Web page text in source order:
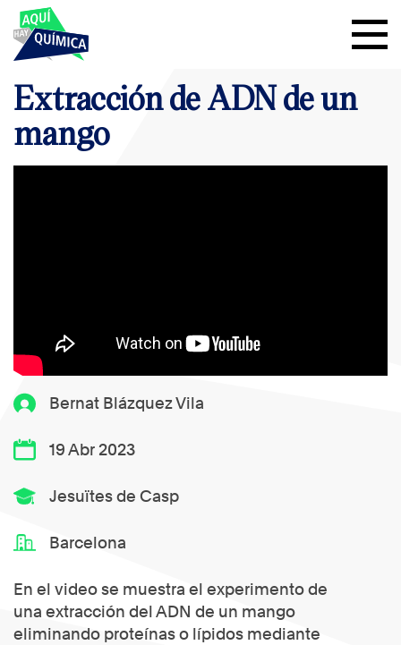
Bernat Blázquez Vila
19 Abr 2023
Jesuïtes de Casp
Barcelona
En el video se muestra el experimento de
una extracción del ADN de un mango
eliminando proteínas o lípidos mediante
Extracción de ADN de un
mango